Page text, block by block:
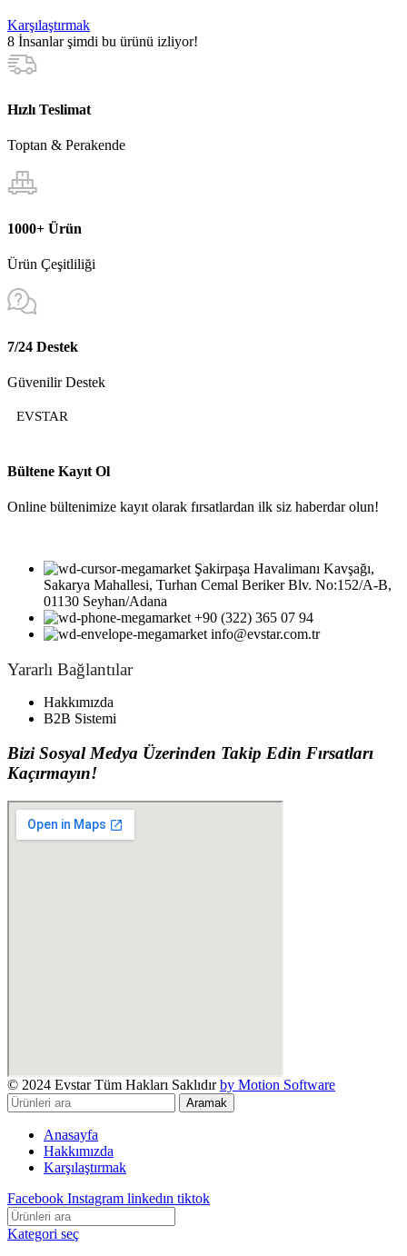
Karşılaştırmak
8 İnsanlar şimdi bu ürünü izliyor!
Hızlı Teslimat
Toptan & Perakende
1000+ Ürün
Ürün Çeşitliliği
7/24 Destek
Güvenilir Destek
EVSTAR
Bültene Kayıt Ol
Online bültenimize kayıt olarak fırsatlardan ilk siz haberdar olun!
Şakirpaşa Havalimanı Kavşağı,
Sakarya Mahallesi, Turhan Cemal Beriker Blv. No:152/A-B,
01130 Seyhan/Adana
+90 (322) 365 07 94
info@evstar.com.tr
Yararlı Bağlantılar
Hakkımızda
B2B Sistemi
Bizi Sosyal Medya Üzerinden Takip Edin Fırsatları
Kaçırmayın!
© 2024 Evstar Tüm Hakları Saklıdırby Motion Software
Aramak
Anasayfa
Hakkımızda
Karşılaştırmak
Facebook Instagram linkedın tiktok
Kategori seç